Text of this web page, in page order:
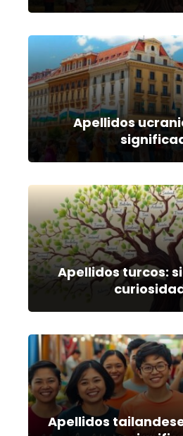
Apellidos
Apellidos turcos:
Apellidos